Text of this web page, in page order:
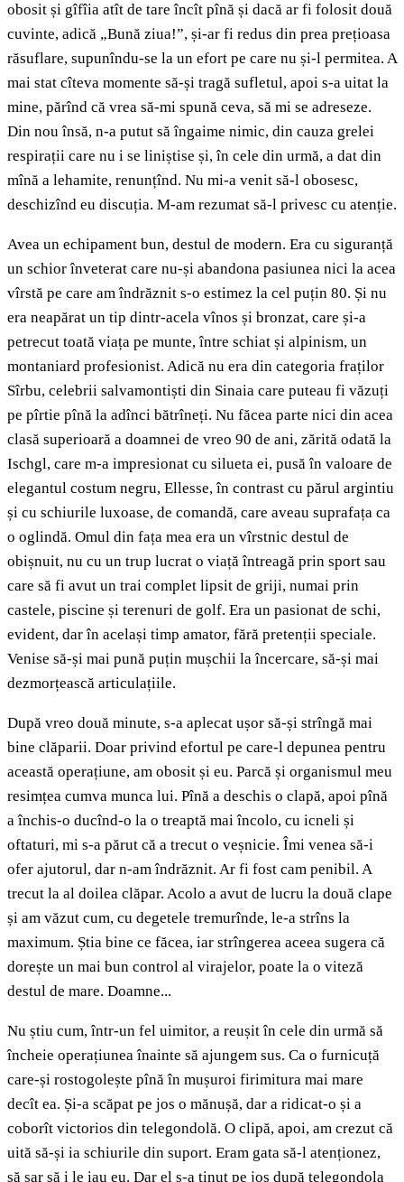
obosit și gîfîia atît de tare încît pînă și dacă ar fi folosit două
cuvinte, adică „Bună ziua!”, și-ar fi redus din prea prețioasa
răsuflare, supunîndu-se la un efort pe care nu și-l permitea. A
mai stat cîteva momente să-și tragă sufletul, apoi s-a uitat la
mine, părînd că vrea să-mi spună ceva, să mi se adreseze.
Din nou însă, n-a putut să îngaime nimic, din cauza grelei
respirații care nu i se liniștise și, în cele din urmă, a dat din
mînă a lehamite, renunțînd. Nu mi-a venit să-l obosesc,
deschizînd eu discuția. M-am rezumat să-l privesc cu atenție.
Avea un echipament bun, destul de modern. Era cu siguranță
un schior înveterat care nu-și abandona pasiunea nici la acea
vîrstă pe care am îndrăznit s-o estimez la cel puțin 80. Și nu
era neapărat un tip dintr-acela vînos și bronzat, care și-a
petrecut toată viața pe munte, între schiat și alpinism, un
montaniard profesionist. Adică nu era din categoria fraților
Sîrbu, celebrii salvamontiști din Sinaia care puteau fi văzuți
pe pîrtie pînă la adînci bătrîneți. Nu făcea parte nici din acea
clasă superioară a doamnei de vreo 90 de ani, zărită odată la
Ischgl, care m-a impresionat cu silueta ei, pusă în valoare de
elegantul costum negru, Ellesse, în contrast cu părul argintiu
și cu schiurile luxoase, de comandă, care aveau suprafața ca
o oglindă. Omul din fața mea era un vîrstnic destul de
obișnuit, nu cu un trup lucrat o viață întreagă prin sport sau
care să fi avut un trai complet lipsit de griji, numai prin
castele, piscine și terenuri de golf. Era un pasionat de schi,
evident, dar în același timp amator, fără pretenții speciale.
Venise să-și mai pună puțin mușchii la încercare, să-și mai
dezmorțească articulațiile.
După vreo două minute, s-a aplecat ușor să-și strîngă mai
bine clăparii. Doar privind efortul pe care-l depunea pentru
această operațiune, am obosit și eu. Parcă și organismul meu
resimțea cumva munca lui. Pînă a deschis o clapă, apoi pînă
a închis-o ducînd-o la o treaptă mai încolo, cu icneli și
oftaturi, mi s-a părut că a trecut o veșnicie. Îmi venea să-i
ofer ajutorul, dar n-am îndrăznit. Ar fi fost cam penibil. A
trecut la al doilea clăpar. Acolo a avut de lucru la două clape
și am văzut cum, cu degetele tremurînde, le-a strîns la
maximum. Știa bine ce făcea, iar strîngerea aceea sugera că
dorește un mai bun control al virajelor, poate la o viteză
destul de mare. Doamne...
Nu știu cum, într-un fel uimitor, a reușit în cele din urmă să
încheie operațiunea înainte să ajungem sus. Ca o furnicuță
care-și rostogolește pînă în mușuroi firimitura mai mare
decît ea. Și-a scăpat pe jos o mănușă, dar a ridicat-o și a
coborît victorios din telegondolă. O clipă, apoi, am crezut că
uită să-și ia schiurile din suport. Eram gata să-l atenționez,
să sar să i le iau eu. Dar el s-a ținut pe jos după telegondola